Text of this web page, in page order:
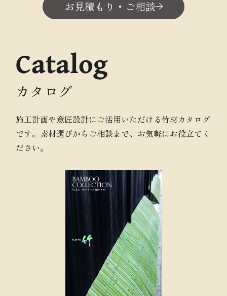
お見積もり・ご相談
Catalog
カタログ
施工計画や意匠設計にご活用いただける竹材カタログ
です。素材選びからご相談まで、お気軽にお役立てく
ださい。